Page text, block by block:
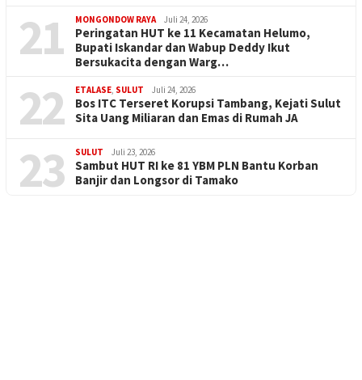
21 MONGONDOW RAYA Juli 24, 2026
Peringatan HUT ke 11 Kecamatan Helumo,
Bupati Iskandar dan Wabup Deddy Ikut
Bersukacita dengan Warg…
22 ETALASE SULUT Juli 24, 2026
Bos ITC Terseret Korupsi Tambang, Kejati Sulut
Sita Uang Miliaran dan Emas di Rumah JA
23 SULUT Juli 23, 2026
Sambut HUT RI ke 81 YBM PLN Bantu Korban
Banjir dan Longsor di Tamako